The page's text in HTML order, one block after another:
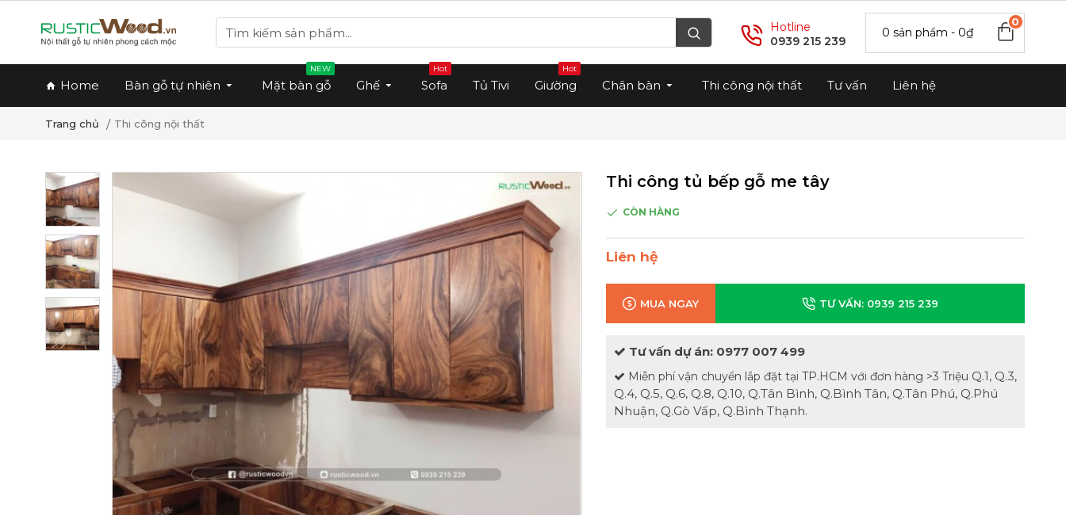
Hotline
0939 215 239
0 sản phẩm - 0₫
0
Home Bàn gỗ tự nhiên Mặt bàn gỗ
NEW
Ghế Sofa
Hot
Tủ Tivi Giường
Hot
Chân bàn Thi công nội thất Tư vấn Liên hệ
Trang chủ Thi công nội thất
Thi công tủ bếp gỗ me tây
CÒN HÀNG
Liên hệ
MUA NGAY TƯ VẤN: 0939 215 239
Tư vấn dự án: 0977 007 499
Miễn phí vận chuyển lắp đặt tại TP.HCM với đơn hàng >3 Triệu Q.1, Q.3,
Q.4, Q.5, Q.6, Q.8, Q.10, Q.Tân Bình, Q.Bình Tân, Q.Tân Phú, Q.Phú
Nhuận, Q.Gò Vấp, Q.Bình Thạnh.